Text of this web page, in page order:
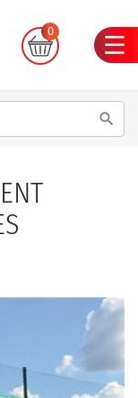
0
search